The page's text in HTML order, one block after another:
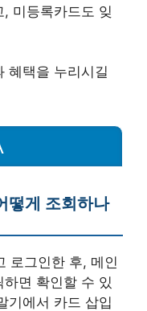
미등록카드도 잊
혜택을 누리시길
떻게 조회하나
로그인한 후, 메인
면 확인할 수 있
기에서 카드 삽입